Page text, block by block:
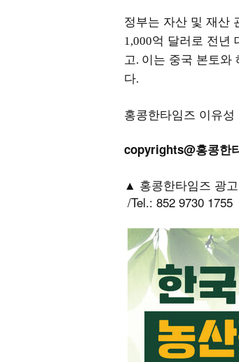
정부는 자산 및 재산
1,000억 달러로 전년
고. 이는 중국 본토와
다.
홍콩한타임즈 이유
copyrights@홍콩한
▲ 홍콩한타임즈 광
/Tel.: 852 9730 1755